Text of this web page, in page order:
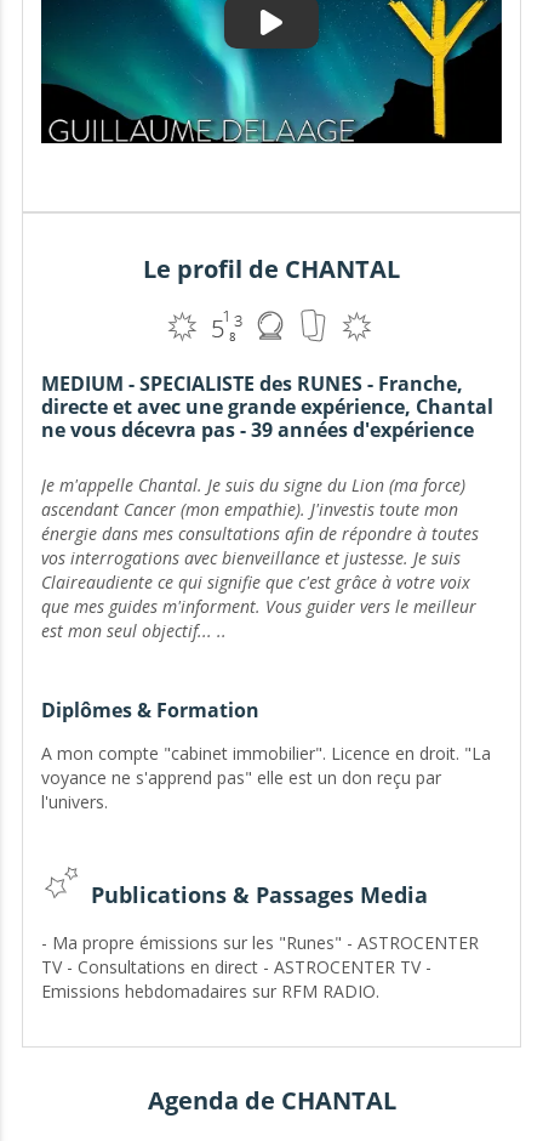
Le profil de CHANTAL
MEDIUM - SPECIALISTE des RUNES - Franche,
directe et avec une grande expérience, Chantal
ne vous décevra pas - 39 années d'expérience
Je m'appelle Chantal. Je suis du signe du Lion (ma force)
ascendant Cancer (mon empathie). J'investis toute mon
énergie dans mes consultations afin de répondre à toutes
vos interrogations avec bienveillance et justesse. Je suis
Claireaudiente ce qui signifie que c'est grâce à votre voix
que mes guides m'informent. Vous guider vers le meilleur
est mon seul objectif... ..
REPONSES TRES PRECISES.
- Je souhaite que mes consultations se fassent dans un
échange et dans le respect.
- LaCOMPLAISANCE ne fait pas partie de mon éthique.
bon conseils.
- Concernant le temps soyez prudents. Je vous donnerais des
périodes mais en aucun cas des dates précises. L'univers est
intemporel.
-Evitez l'ADDICTION. Consulter xxx experts ne pourrait
- Je consulte sur Wengo, mon site personnel et mon
Diplômes & Formation
A mon compte "cabinet immobilier". Licence en droit. "La
voyance ne s'apprend pas" elle est un don reçu par
l'univers.
Publications & Passages Media
- Ma propre émissions sur les "Runes" - ASTROCENTER
TV - Consultations en direct - ASTROCENTER TV -
Emissions hebdomadaires sur RFM RADIO.
Agenda de CHANTAL